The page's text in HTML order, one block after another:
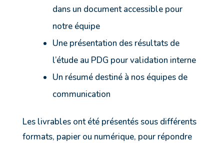
dans un document accessible pour
notre équipe
Une présentation des résultats de
l’étude au PDG pour validation interne
Un résumé destiné à nos équipes de
communication
Les livrables ont été présentés sous différents
formats, papier ou numérique, pour répondre